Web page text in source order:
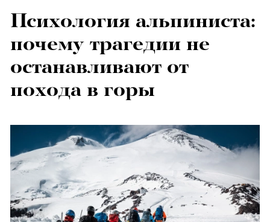
Психология альпиниста:
почему трагедии не
останавливают от
похода в горы